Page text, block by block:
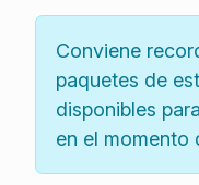
Conviene
paquetes de
disponibles
en el momento